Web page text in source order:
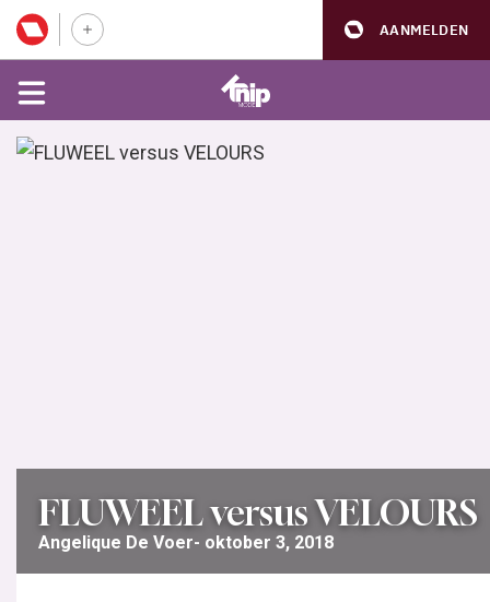
AANMELDEN
FLUWEEL versus VELOURS
Angelique De Voer oktober 3, 2018